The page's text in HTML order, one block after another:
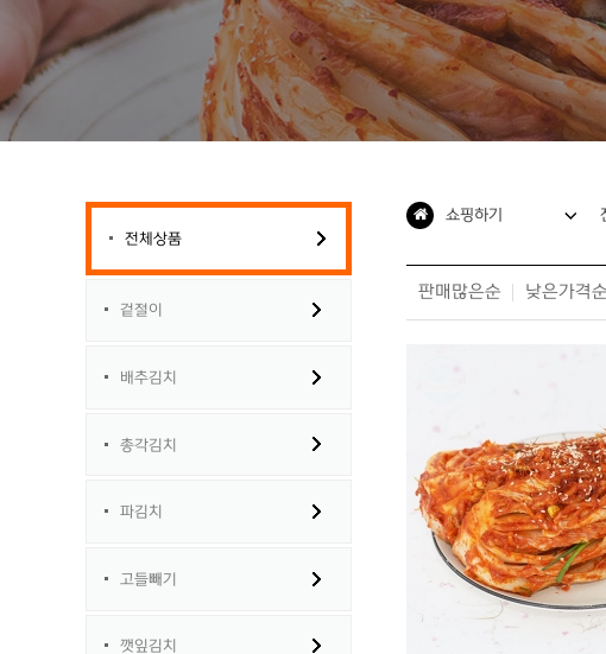
전체상품
겉절이
배추김치
총각김치
파김치
고들빼기
깻잎김치
쇼핑하기
판매많은순 낮은가격순